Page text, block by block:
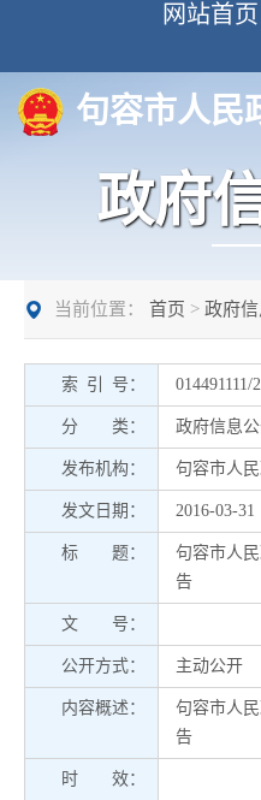
网站首页
句容市人民
政府
当前位置： 首页 > 政府
索 引 号： 014491111/
分 类： 政府信息
发布机构： 句容市人
发文日期： 2016-03-31
标 题：
句容市人
告
文 号：
公开方式： 主动公开
内容概述：
句容市人
告
时 效：